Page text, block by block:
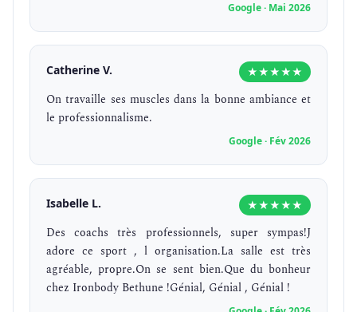
Google · Mai 2026
Catherine V. ★★★★★
On travaille ses muscles dans la bonne ambiance et
le professionnalisme.
Google · Fév 2026
Isabelle L. ★★★★★
Des coachs très professionnels, super sympas!J
adore ce sport , l organisation.La salle est très
agréable, propre.On se sent bien.Que du bonheur
chez Ironbody Bethune !Génial, Génial , Génial !